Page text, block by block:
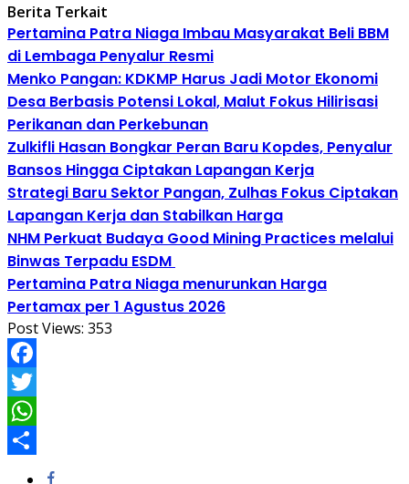
Berita Terkait
Pertamina Patra Niaga Imbau Masyarakat Beli BBM
di Lembaga Penyalur Resmi
Menko Pangan: KDKMP Harus Jadi Motor Ekonomi
Desa Berbasis Potensi Lokal, Malut Fokus Hilirisasi
Perikanan dan Perkebunan
Zulkifli Hasan Bongkar Peran Baru Kopdes, Penyalur
Bansos Hingga Ciptakan Lapangan Kerja
Strategi Baru Sektor Pangan, Zulhas Fokus Ciptakan
Lapangan Kerja dan Stabilkan Harga
NHM Perkuat Budaya Good Mining Practices melalui
Binwas Terpadu ESDM
Pertamina Patra Niaga menurunkan Harga
Pertamax per 1 Agustus 2026
Post Views: 353
Facebook
Twitter
WhatsApp